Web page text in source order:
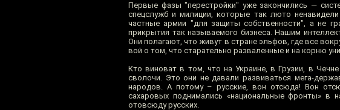
Первые фазы "перестройки" уже закончились —
спецслужб и милиции, которые так люто
частные армии "для защиты собственности", а не
прикрытия так называемого бизнеса. Нашим
Они полагают, что живут в стране эльфов, где все
вой о том, что старательно разваленные и на корню
Кто виноват в том, что на Украине, в Грузии, в
сволочи. Это они не давали развиваться мега-
народов. А потому – русские, вон отсюда! Вон
сахаровых поднимались «национальные фронты» в
отовсюду русских.